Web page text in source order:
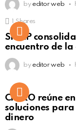
by editor web
1 Shares
SISAP
encuentro de
by editor web
CiNKO reúne
soluciones
dinero